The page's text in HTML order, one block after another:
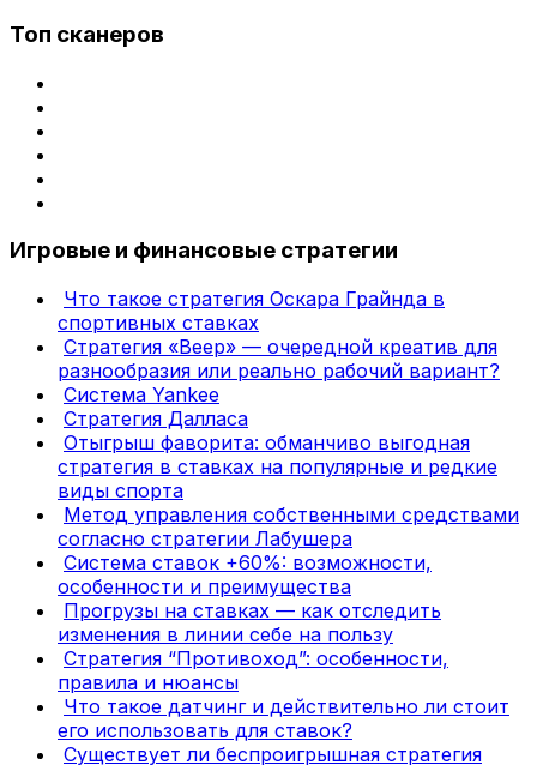
Топ сканеров
Игровые и финансовые стратегии
Что такое стратегия Оскара Грайнда в
спортивных ставках
Стратегия «Веер» — очередной креатив для
разнообразия или реально рабочий вариант?
Система Yankee
Стратегия Далласа
Отыгрыш фаворита: обманчиво выгодная
стратегия в ставках на популярные и редкие
виды спорта
Метод управления собственными средствами
согласно стратегии Лабушера
Система ставок +60%: возможности,
особенности и преимущества
Прогрузы на ставках — как отследить
изменения в линии себе на пользу
Стратегия “Противоход”: особенности,
правила и нюансы
Что такое датчинг и действительно ли стоит
его использовать для ставок?
Существует ли беспроигрышная стратегия